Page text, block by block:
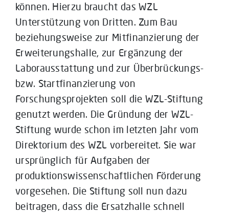
können. Hierzu braucht das WZL
Unterstützung von Dritten. Zum Bau
beziehungsweise zur Mitfinanzierung der
Erweiterungshalle, zur Ergänzung der
Laborausstattung und zur Überbrückungs-
bzw. Startfinanzierung von
Forschungsprojekten soll die WZL-Stiftung
genutzt werden. Die Gründung der WZL-
Stiftung wurde schon im letzten Jahr vom
Direktorium des WZL vorbereitet. Sie war
ursprünglich für Aufgaben der
produktionswissenschaftlichen Förderung
vorgesehen. Die Stiftung soll nun dazu
beitragen, dass die Ersatzhalle schnell